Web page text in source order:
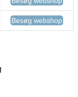
Besøg webshop